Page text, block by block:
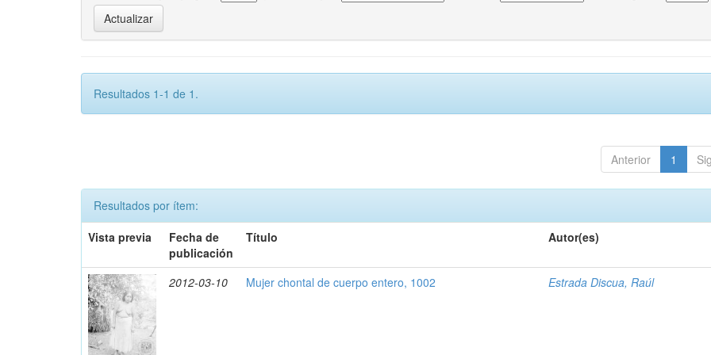
Resultados 1-1 de 1.
Anterior 1
Resultados por ítem:
Vista previa
Fecha de
publicación
Título Autor(es)
2012-03-10 Mujer chontal de cuerpo entero, 1002 Estrada Discua, Raúl